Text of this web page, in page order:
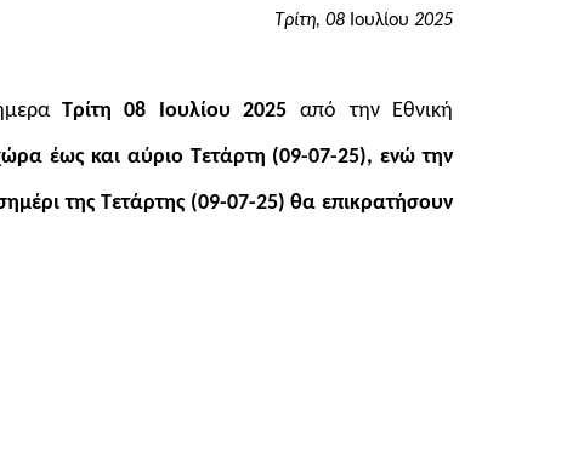
Τρίτη, 08 Ιουλίου 2025
Τρίτη 08 Ιουλίου 2025 από την Εθνική
έως και αύριο Τετάρτη (09-07-25), ενώ την
της Τετάρτης (09-07-25) θα επικρατήσουν